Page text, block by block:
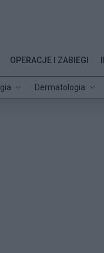
Dermatologia
OPERACJE I ZABIEGI